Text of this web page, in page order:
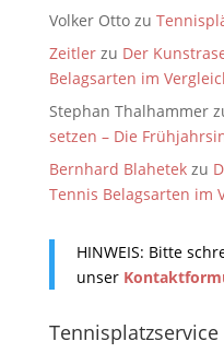
Volker Ottozu
Zeitlerzu Der
Belagsarten im
Stephan Thalhammer
setzen – Die
Bernhard Blahetekzu
Tennis Belagsarten im
HINWEIS: Bitte
unser
Tennisplatzservice